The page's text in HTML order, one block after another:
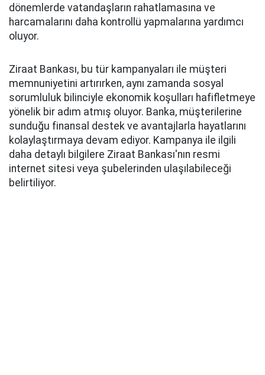
dönemlerde vatandaşların rahatlamasına ve
harcamalarını daha kontrollü yapmalarına yardımcı
oluyor.
Ziraat Bankası, bu tür kampanyaları ile müşteri
memnuniyetini artırırken, aynı zamanda sosyal
sorumluluk bilinciyle ekonomik koşulları hafifletmeye
yönelik bir adım atmış oluyor. Banka, müşterilerine
sunduğu finansal destek ve avantajlarla hayatlarını
kolaylaştırmaya devam ediyor. Kampanya ile ilgili
daha detaylı bilgilere Ziraat Bankası'nın resmi
internet sitesi veya şubelerinden ulaşılabileceği
belirtiliyor.